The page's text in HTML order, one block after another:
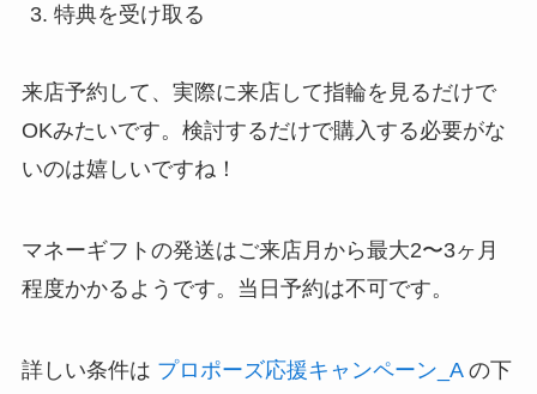
特典を受け取る
来店予約して、実際に来店して指輪を見るだけで
OKみたいです。検討するだけで購入する必要がな
いのは嬉しいですね！
マネーギフトの発送はご来店月から最大2〜3ヶ月
程度かかるようです。当日予約は不可です。
詳しい条件は プロポーズ応援キャンペーン_Aの下